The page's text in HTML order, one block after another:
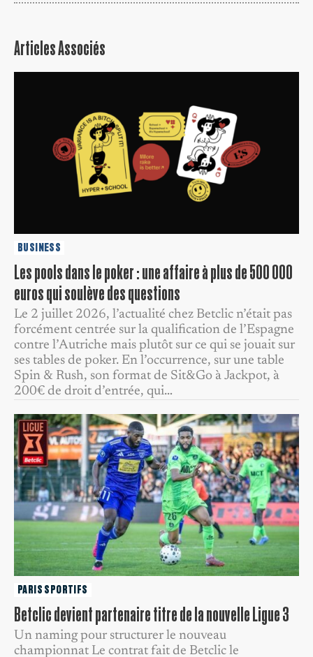
Articles Associés
BUSINESS
Les pools dans le poker : une affaire à plus de 500 000
euros qui soulève des questions
Le 2 juillet 2026, l’actualité chez Betclic n’était pas
forcément centrée sur la qualification de l’Espagne
contre l’Autriche mais plutôt sur ce qui se jouait sur
ses tables de poker. En l’occurrence, sur une table
Spin & Rush, son format de Sit&Go à Jackpot, à
200€ de droit d’entrée, qui…
PARIS SPORTIFS
Betclic devient partenaire titre de la nouvelle Ligue 3
Un naming pour structurer le nouveau
championnat Le contrat fait de Betclic le